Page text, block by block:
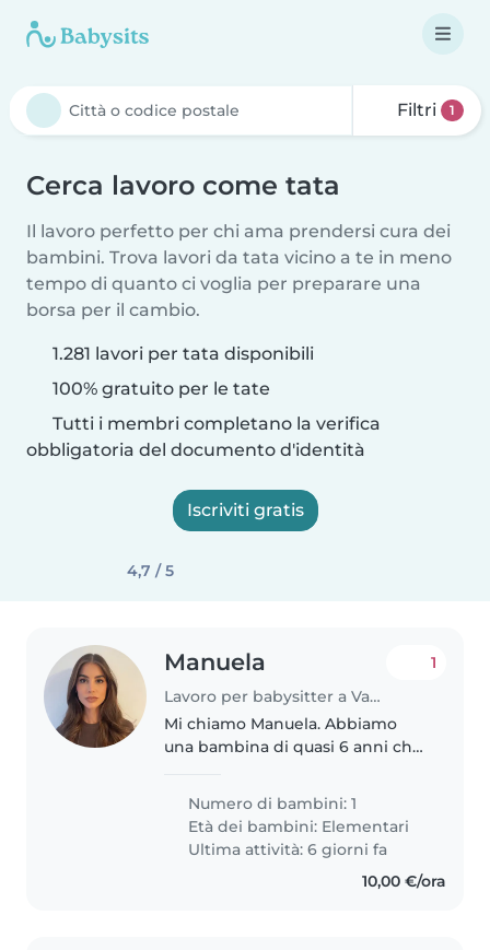
Filtri 1
Cerca lavoro come tata
Il lavoro perfetto per chi ama prendersi cura dei
bambini. Trova lavori da tata vicino a te in meno
tempo di quanto ci voglia per preparare una
borsa per il cambio.
1.281 lavori per tata disponibili
100% gratuito per le tate
Tutti i membri completano la verifica
obbligatoria del documento d'identità
Iscriviti gratis
4,7 / 5
Manuela
Lavoro per babysitter a Varese
1
Mi chiamo Manuela. Abbiamo
una bambina di quasi 6 anni che
elementare. Cerchiamo una
persona affidabile con
esperienza e che abbia fatto i
corsi di primo..
Numero di bambini: 1
Età dei bambini: Elementari
Ultima attività: 6 giorni fa
10,00 €/ora